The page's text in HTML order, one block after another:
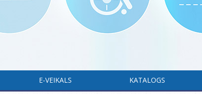
E-VEIKALS KATALOGS